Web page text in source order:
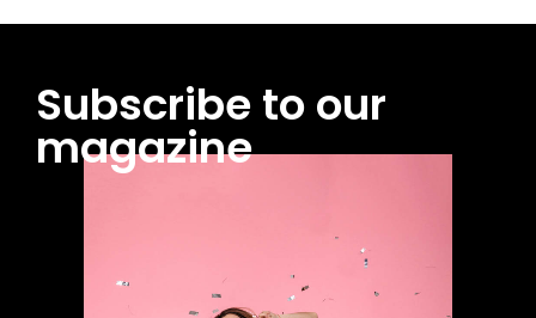
Subscribe to our
magazine